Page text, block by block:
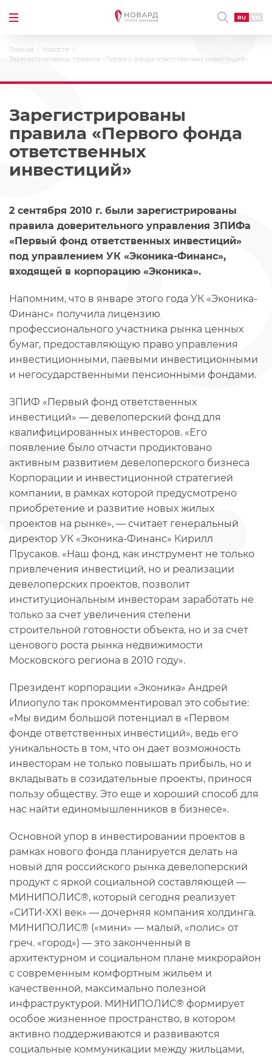
RU EN
Главная
Новости
Зарегистрированы правила «Первого фонда ответственных инвестиций»
Зарегистрированы
правила «Первого фонда
ответственных
инвестиций»
2 сентября 2010 г. были зарегистрированы
правила доверительного управления ЗПИФа
«Первый фонд ответственных инвестиций»
под управлением УК «Эконика-Финанс»,
входящей в корпорацию «Эконика».
Напомним, что в январе этого года УК «Эконика-
Финанс» получила лицензию
профессионального участника рынка ценных
бумаг, предоставляющую право управления
инвестиционными, паевыми инвестиционными
и негосударственными пенсионными фондами.
ЗПИФ «Первый фонд ответственных
инвестиций» — девелоперский фонд для
квалифицированных инвесторов. «Его
появление было отчасти продиктовано
активным развитием девелоперского бизнеса
Корпорации и инвестиционной стратегией
компании, в рамках которой предусмотрено
приобретение и развитие новых жилых
проектов на рынке», — считает генеральный
директор УК «Эконика-Финанс» Кирилл
Прусаков. «Наш фонд, как инструмент не только
привлечения инвестиций, но и реализации
девелоперских проектов, позволит
институциональным инвесторам заработать не
только за счет увеличения степени
строительной готовности объекта, но и за счет
ценового роста рынка недвижимости
Московского региона в 2010 году».
Президент корпорации «Эконика» Андрей
Илиопуло так прокомментировал это событие:
«Мы видим большой потенциал в «Первом
фонде ответственных инвестиций», ведь его
уникальность в том, что он дает возможность
инвесторам не только повышать прибыль, но и
вкладывать в созидательные проекты, принося
пользу обществу. Это еще и хороший способ для
нас найти единомышленников в бизнесе».
Основной упор в инвестировании проектов в
рамках нового фонда планируется делать на
новый для российского рынка девелоперский
продукт с яркой социальной составляющей —
МИНИПОЛИС®, который сегодня реализует
«СИТИ-XXI век» — дочерняя компания холдинга.
МИНИПОЛИС® («мини» — малый, «полис» от
греч. «город») — это законченный в
архитектурном и социальном плане микрорайон
с современным комфортным жильем и
качественной, максимально полезной
инфраструктурой. МИНИПОЛИС® формирует
особое жизненное пространство, в котором
активно поддерживаются и развиваются
социальные коммуникации между жильцами,